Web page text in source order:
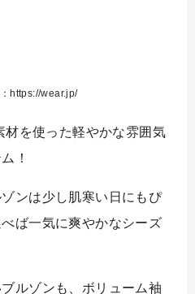
https://wear.jp/
材を使った軽やかな雰囲気
！
ンは少し肌寒い日にもぴ
ば一気に爽やかなシーズ
ルゾンも、ボリューム袖